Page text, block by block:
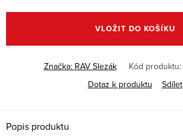
cena:
VLOŽIT DO KOŠÍKU
Značka: RAV Slezák Kód produktu:
Dotaz k produktu
Sdílet
Popis produktu